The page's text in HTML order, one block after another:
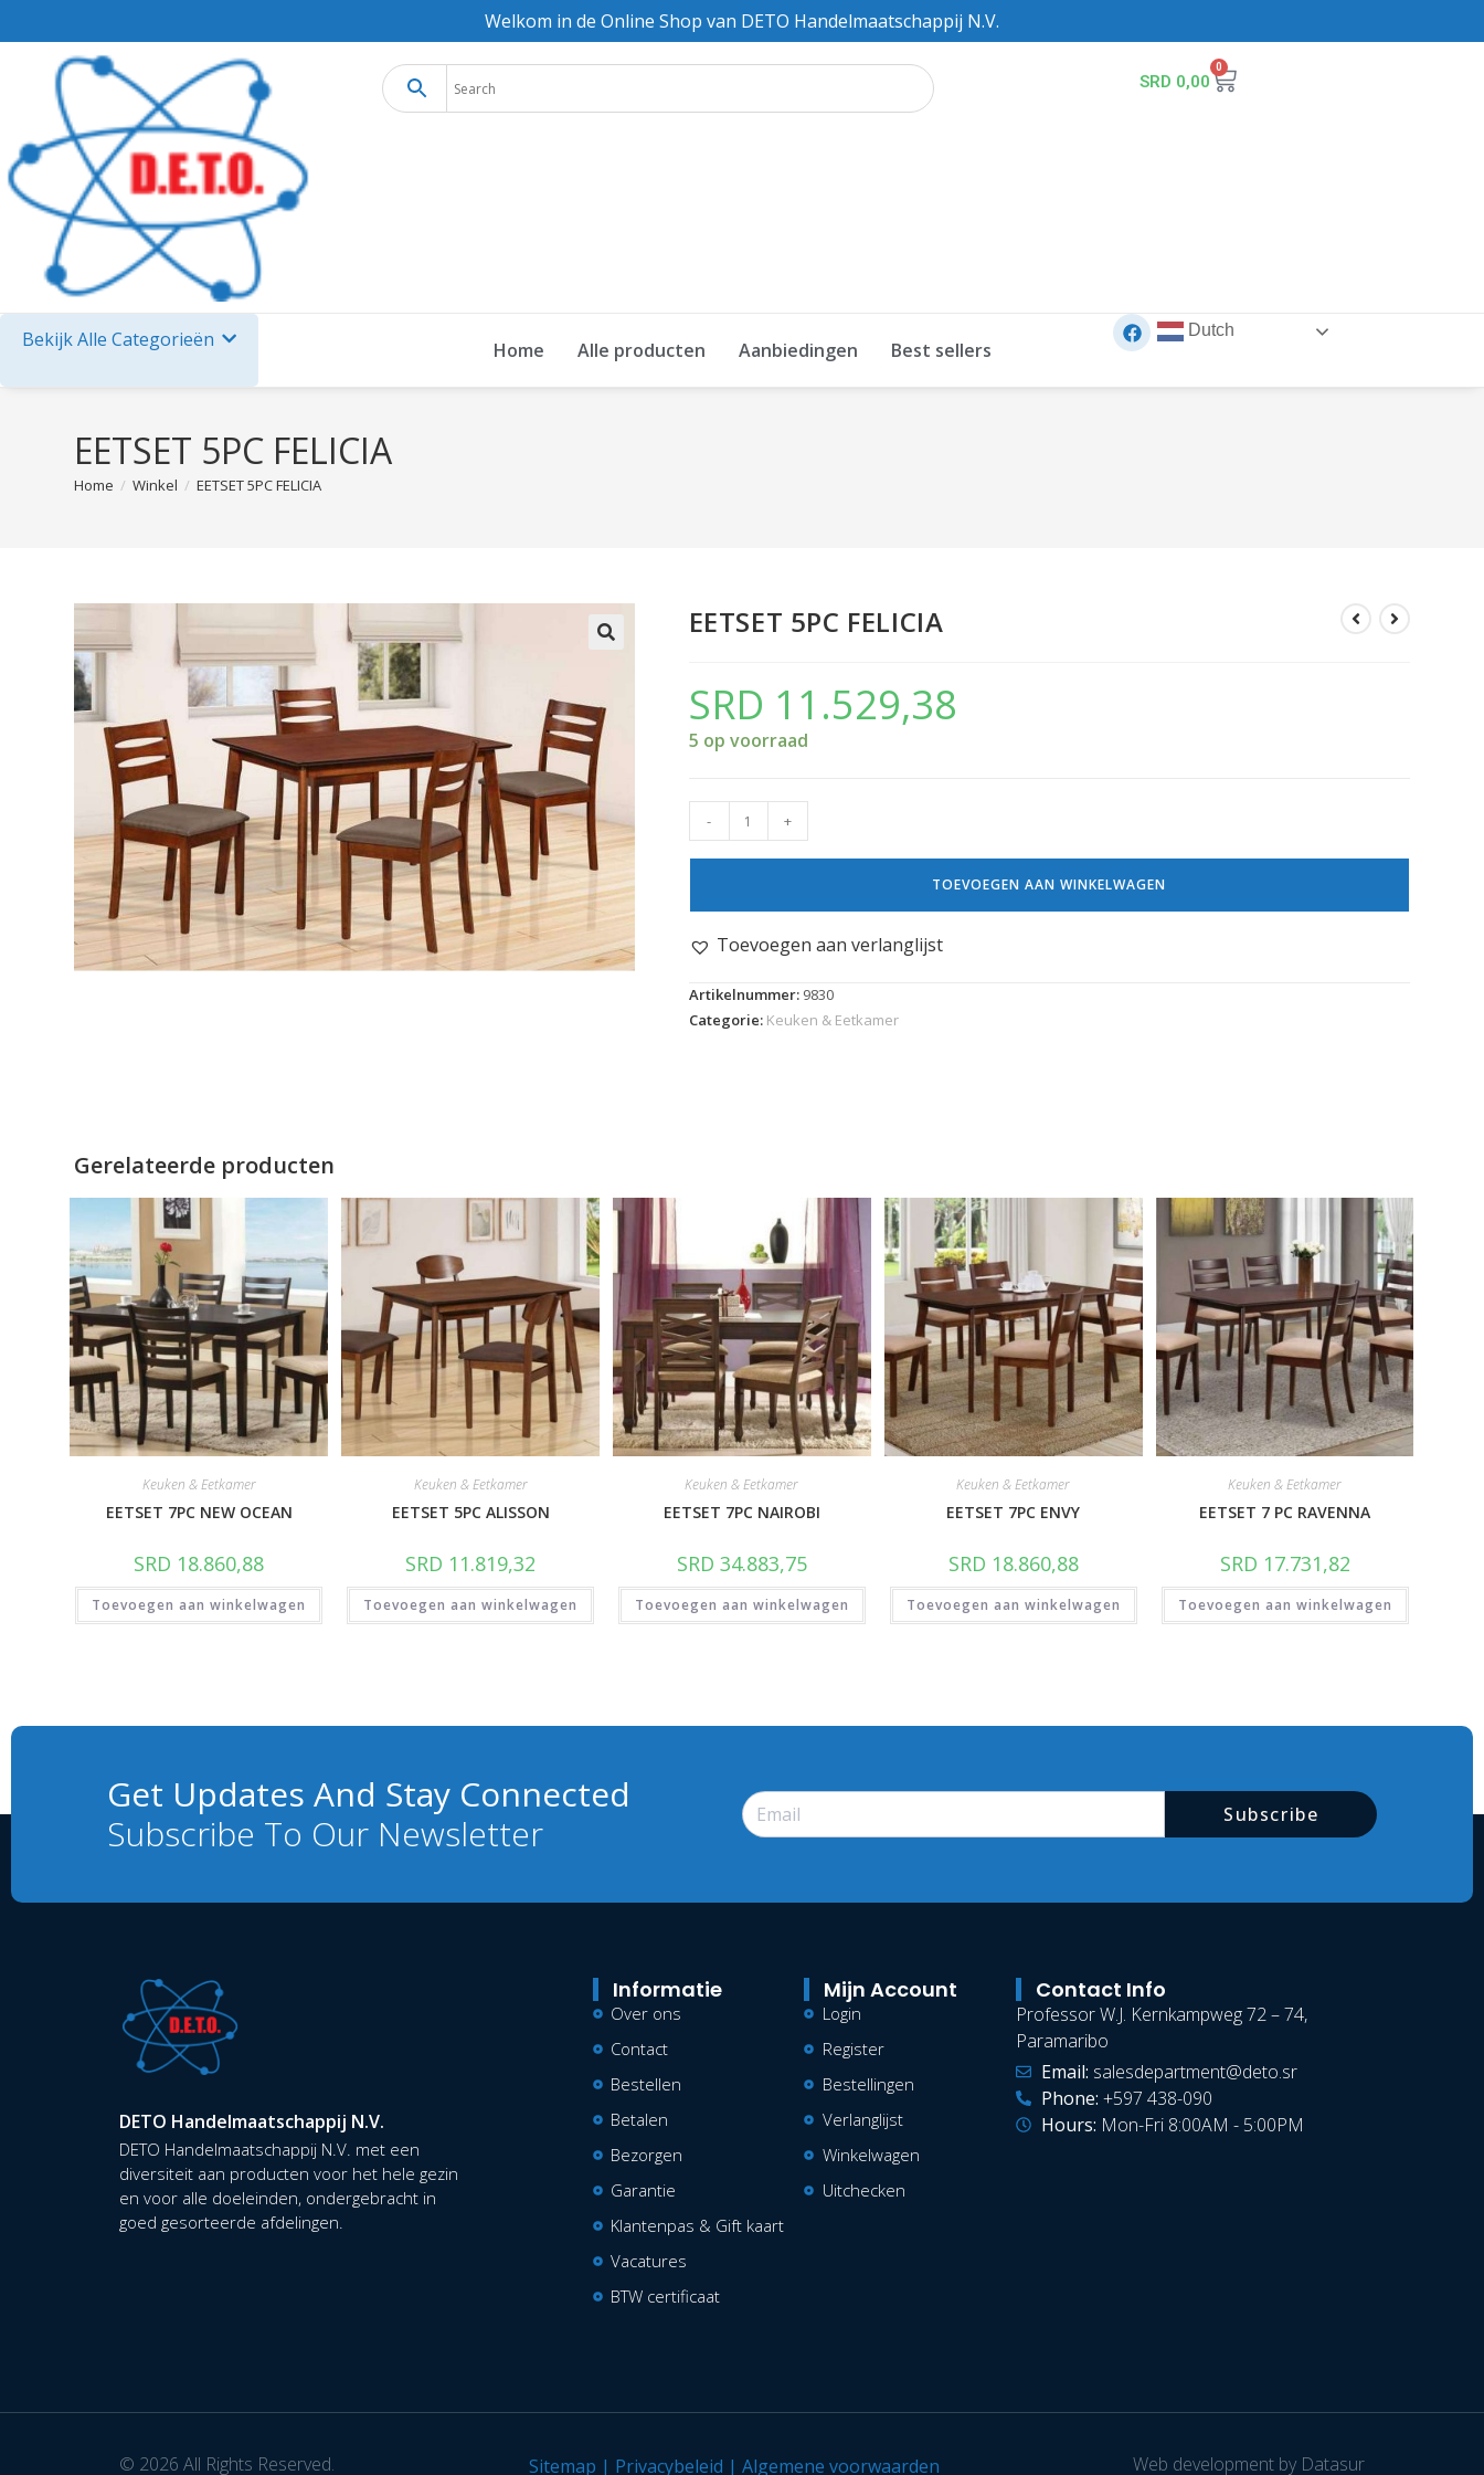
Welkom in de Online Shop van DETO Handelmaatschappij N.V.
SRD 0,00
0
Bekijk Alle Categorieën Home Alle producten Aanbiedingen Best sellers
Dutch
EETSET 5PC FELICIA
Home / Winkel / EETSET 5PC FELICIA
EETSET 5PC FELICIA
SRD 11.529,38
5 op voorraad
- +
TOEVOEGEN AAN WINKELWAGEN
Toevoegen aan verlanglijst
Artikelnummer: 9830
Categorie: Keuken & Eetkamer
Gerelateerde producten
Keuken & Eetkamer
EETSET 7PC NEW OCEAN
SRD 18.860,88
Toevoegen aan winkelwagen
Keuken & Eetkamer
EETSET 5PC ALISSON
SRD 11.819,32
Toevoegen aan winkelwagen
Keuken & Eetkamer
EETSET 7PC NAIROBI
SRD 34.883,75
Toevoegen aan winkelwagen
Keuken & Eetkamer
EETSET 7PC ENVY
SRD 18.860,88
Toevoegen aan winkelwagen
Keuken & Eetkamer
EETSET 7 PC RAVENNA
SRD 17.731,82
Toevoegen aan winkelwagen
Get Updates And Stay Connected
Subscribe To Our Newsletter
Subscribe
DETO Handelmaatschappij N.V.
DETO Handelmaatschappij N.V. met een
diversiteit aan producten voor het hele gezin
en voor alle doeleinden, ondergebracht in
goed gesorteerde afdelingen.
Informatie
Over ons
Contact
Bestellen
Betalen
Bezorgen
Garantie
Klantenpas & Gift kaart
Vacatures
BTW certificaat
Mijn Account
Login
Register
Bestellingen
Verlanglijst
Winkelwagen
Uitchecken
Contact Info
Professor W.J. Kernkampweg 72 – 74,
Paramaribo
Email: salesdepartment@deto.sr
Phone: +597 438-090
Hours: Mon-Fri 8:00AM - 5:00PM
© 2026 All Rights Reserved. Sitemap | Privacybeleid | Algemene voorwaarden Web development by Datasur